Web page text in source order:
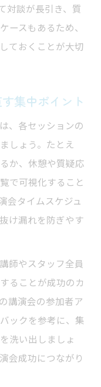
対談が長引き、質
ースもあるため、
ておくことが大切
集中ポイント
、各セッションの
しょう。たとえ
か、休憩や質疑応
で可視化すること
会タイムスケジュ
け漏れを防ぎやす
師やスタッフ全員
ることが成功のカ
講演会の参加者ア
ックを参考に、集
洗い出しましょ
会成功につながり